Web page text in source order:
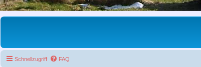
Schnellzugriff FAQ